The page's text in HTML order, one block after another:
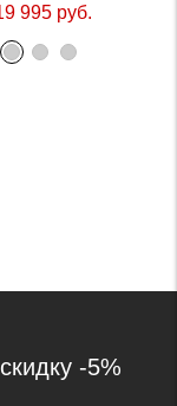
995 руб.
-5%